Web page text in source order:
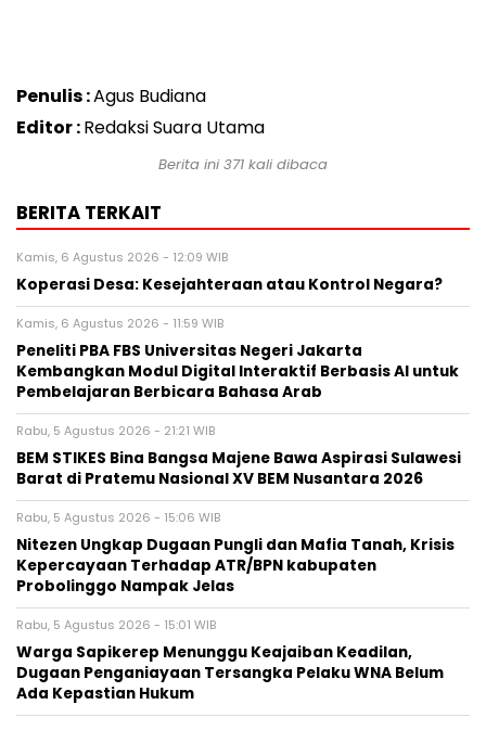
Penulis :Agus Budiana
Editor :Redaksi Suara Utama
Berita ini 371 kali dibaca
BERITA TERKAIT
Kamis, 6 Agustus 2026 - 12:09 WIB
Koperasi Desa: Kesejahteraan atau Kontrol Negara?
Kamis, 6 Agustus 2026 - 11:59 WIB
Peneliti PBA FBS Universitas Negeri Jakarta
Kembangkan Modul Digital Interaktif Berbasis AI untuk
Pembelajaran Berbicara Bahasa Arab
Rabu, 5 Agustus 2026 - 21:21 WIB
BEM STIKES Bina Bangsa Majene Bawa Aspirasi Sulawesi
Barat di Pratemu Nasional XV BEM Nusantara 2026
Rabu, 5 Agustus 2026 - 15:06 WIB
Nitezen Ungkap Dugaan Pungli dan Mafia Tanah, Krisis
Kepercayaan Terhadap ATR/BPN kabupaten
Probolinggo Nampak Jelas
Rabu, 5 Agustus 2026 - 15:01 WIB
Warga Sapikerep Menunggu Keajaiban Keadilan,
Dugaan Penganiayaan Tersangka Pelaku WNA Belum
Ada Kepastian Hukum